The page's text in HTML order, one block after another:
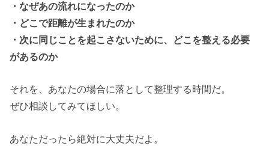
・なぜあの流れになったのか
・どこで距離が生まれたのか
・次に同じことを起こさないために、どこを整える必要
があるのか
それを、あなたの場合に落として整理する時間だ。
ぜひ相談してみてほしい。
あなただったら絶対に大丈夫だよ。